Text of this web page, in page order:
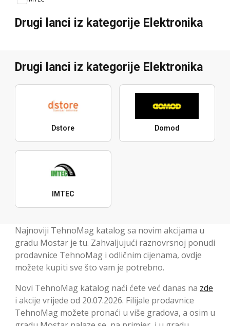
Drugi lanci iz kategorije Elektronika
Drugi lanci iz kategorije Elektronika
Dstore Domod
IMTEC
Najnoviji TehnoMag katalog sa novim akcijama u
gradu Mostar je tu. Zahvaljujući raznovrsnoj ponudi
prodavnice TehnoMag i odličnim cijenama, ovdje
možete kupiti sve što vam je potrebno.
Novi TehnoMag katalog naći ćete već danas na zde
i akcije vrijede od 20.07.2026. Filijale prodavnice
TehnoMag možete pronaći u više gradova, a osim u